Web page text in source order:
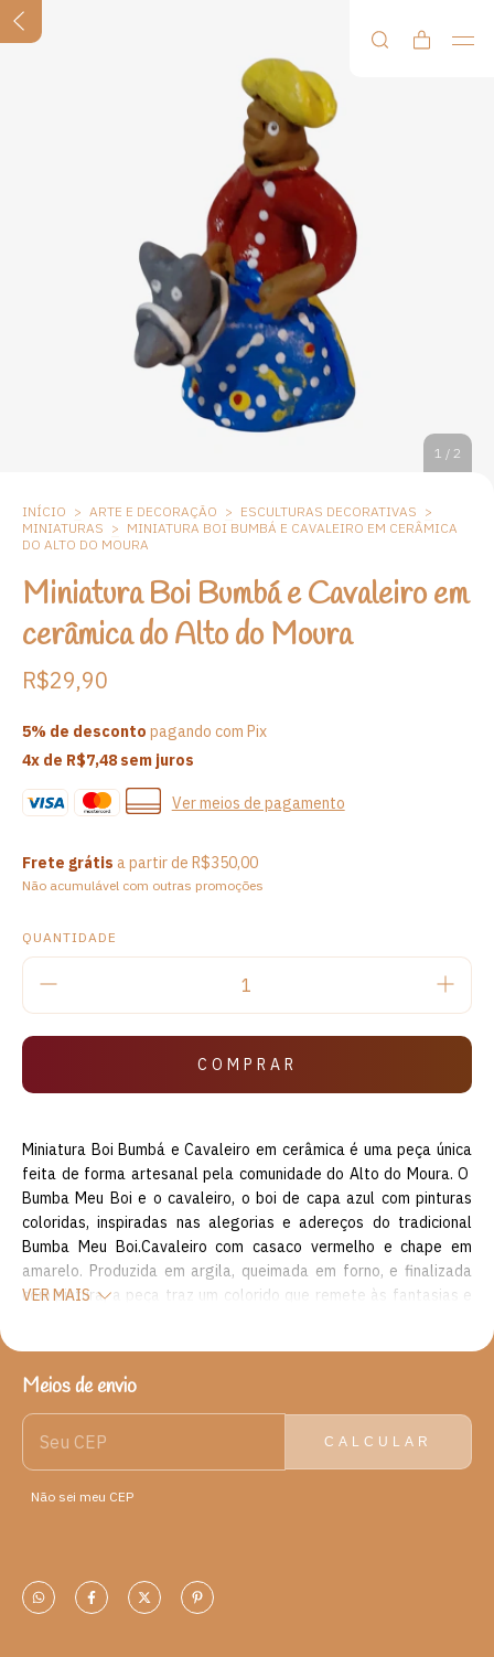
1 / 2
INÍCIO > ARTE E DECORAÇÃO > ESCULTURAS DECORATIVAS >
MINIATURAS > MINIATURA BOI BUMBÁ E CAVALEIRO EM CERÂMICA
DO ALTO DO MOURA
Miniatura Boi Bumbá e Cavaleiro em
cerâmica do Alto do Moura
R$29,90
5% de desconto pagando com Pix
4x de R$7,48sem juros
Ver meios de pagamento
Frete grátis a partir de R$350,00
Não acumulável com outras promoções
QUANTIDADE
Miniatura Boi Bumbá e Cavaleiro em cerâmica é uma peça única
feita de forma artesanal pela comunidade do Alto do Moura. O
Bumba Meu Boi e o cavaleiro, o boi de capa azul com pinturas
coloridas, inspiradas nas alegorias e adereços do tradicional
Bumba Meu Boi.Cavaleiro com casaco vermelho e chape em
amarelo. Produzida em argila, queimada em forno, e finalizada
com pintura, a peça traz um colorido que remete às fantasias e
Nacional (IPHAN).
Origem: Alto do Moura em Caruaru, Pernambuco (PE)
Material: Barro.
a cultura brasileira.
VER MAIS
ENTREGAS PARA O CEP:
Meios de envio
CALCULAR
Não sei meu CEP